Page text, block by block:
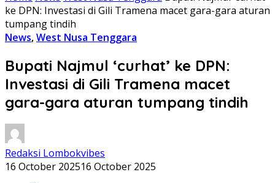
ke DPN: Investasi di Gili Tramena macet gara-gara aturan
tumpang tindih
News,West Nusa Tenggara
Bupati Najmul ‘curhat’ ke DPN:
Investasi di Gili Tramena macet
gara-gara aturan tumpang tindih
Redaksi Lombokvibes
16 October 202516 October 2025